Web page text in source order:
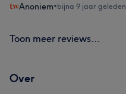
Anoniem•bijna 9 jaar geleden
Toon meer reviews...
Over